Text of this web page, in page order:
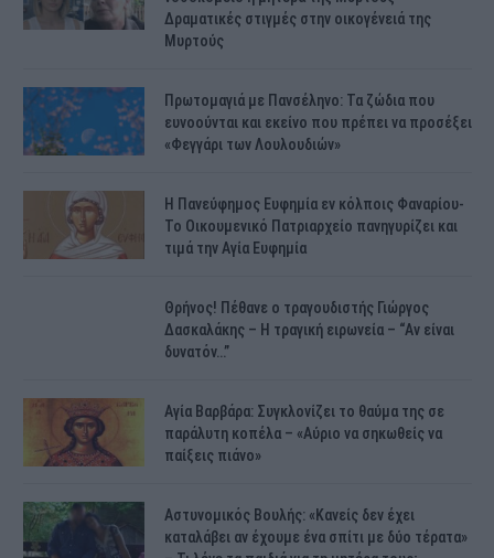
Δραματικές στιγμές στην οικογένειά της
Μυρτούς
Πρωτομαγιά με Πανσέληνο: Τα ζώδια που
ευνοούνται και εκείνο που πρέπει να προσέξει
«Φεγγάρι των Λουλουδιών»
H Πανεύφημος Ευφημία εν κόλποις Φαναρίου-
Το Οικουμενικό Πατριαρχείο πανηγυρίζει και
τιμά την Αγία Ευφημία
Θρήνος! Πέθανε ο τραγουδιστής Γιώργος
Δασκαλάκης – Η τραγική ειρωνεία – “Αν είναι
δυνατόν…”
Αγία Βαρβάρα: Συγκλονίζει το θαύμα της σε
παράλυτη κοπέλα – «Αύριο να σηκωθείς να
παίξεις πιάνο»
Αστυνομικός Bουλής: «Κανείς δεν έχει
καταλάβει αν έχουμε ένα σπίτι με δύο τέρατα»